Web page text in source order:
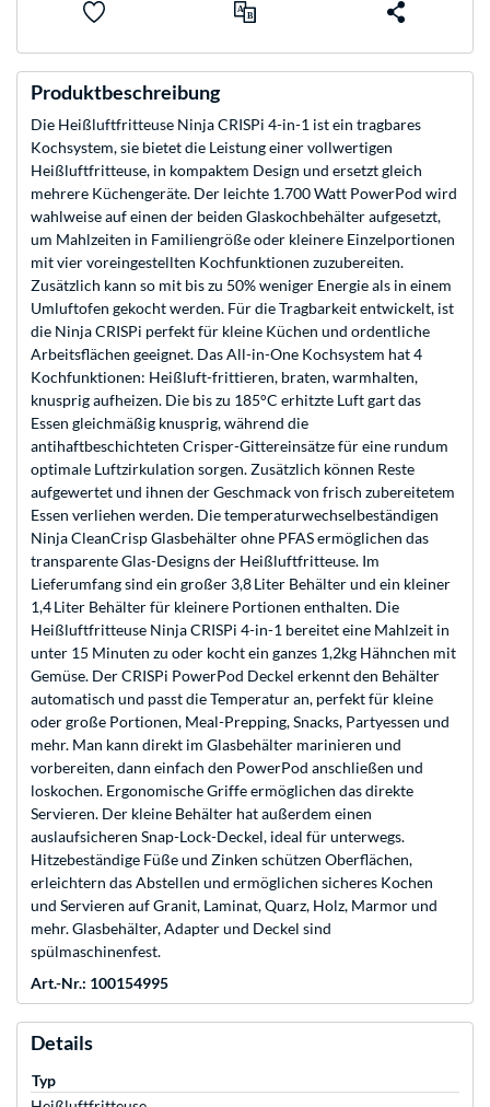
Produktbeschreibung
Die Heißluftfritteuse Ninja CRISPi 4-in-1 ist ein tragbares
Kochsystem, sie bietet die Leistung einer vollwertigen
Heißluftfritteuse, in kompaktem Design und ersetzt gleich
mehrere Küchengeräte. Der leichte 1.700 Watt PowerPod wird
wahlweise auf einen der beiden Glaskochbehälter aufgesetzt,
um Mahlzeiten in Familiengröße oder kleinere Einzelportionen
mit vier voreingestellten Kochfunktionen zuzubereiten.
Zusätzlich kann so mit bis zu 50% weniger Energie als in einem
Umluftofen gekocht werden. Für die Tragbarkeit entwickelt, ist
die Ninja CRISPi perfekt für kleine Küchen und ordentliche
Arbeitsflächen geeignet. Das All-in-One Kochsystem hat 4
Kochfunktionen: Heißluft-frittieren, braten, warmhalten,
knusprig aufheizen. Die bis zu 185°C erhitzte Luft gart das
Essen gleichmäßig knusprig, während die
antihaftbeschichteten Crisper-Gittereinsätze für eine rundum
optimale Luftzirkulation sorgen. Zusätzlich können Reste
aufgewertet und ihnen der Geschmack von frisch zubereitetem
Essen verliehen werden. Die temperaturwechselbeständigen
Ninja CleanCrisp Glasbehälter ohne PFAS ermöglichen das
transparente Glas-Designs der Heißluftfritteuse. Im
Lieferumfang sind ein großer 3,8 Liter Behälter und ein kleiner
1,4 Liter Behälter für kleinere Portionen enthalten. Die
Heißluftfritteuse Ninja CRISPi 4-in-1 bereitet eine Mahlzeit in
unter 15 Minuten zu oder kocht ein ganzes 1,2kg Hähnchen mit
Gemüse. Der CRISPi PowerPod Deckel erkennt den Behälter
automatisch und passt die Temperatur an, perfekt für kleine
oder große Portionen, Meal-Prepping, Snacks, Partyessen und
mehr. Man kann direkt im Glasbehälter marinieren und
vorbereiten, dann einfach den PowerPod anschließen und
loskochen. Ergonomische Griffe ermöglichen das direkte
Servieren. Der kleine Behälter hat außerdem einen
auslaufsicheren Snap-Lock-Deckel, ideal für unterwegs.
Hitzebeständige Füße und Zinken schützen Oberflächen,
erleichtern das Abstellen und ermöglichen sicheres Kochen
und Servieren auf Granit, Laminat, Quarz, Holz, Marmor und
mehr. Glasbehälter, Adapter und Deckel sind
spülmaschinenfest.
Art.-Nr.: 100154995
Details
Typ